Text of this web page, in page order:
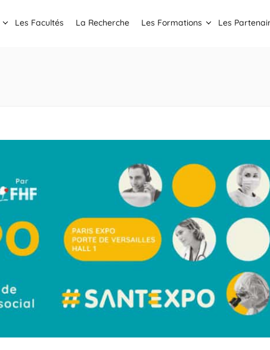
Les Facultés La Recherche Les Formations Les